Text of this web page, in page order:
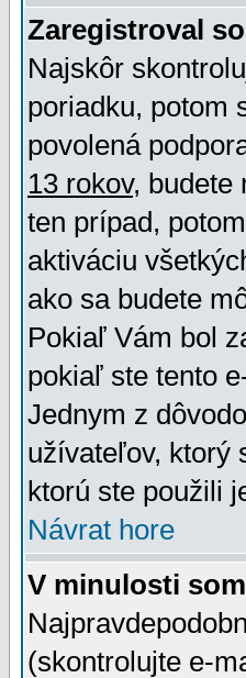
Zaregistroval
Najskôr
poriadku, potom
povolená
13 rokov, budete
ten prípad,
aktiváciu
ako sa budete
Pokiaľ Vám bol
pokiaľ ste tento
Jednym z
užívateľov, ktorý
ktorú ste použili
Návrat hore
V minulosti
(skontrolujte e-